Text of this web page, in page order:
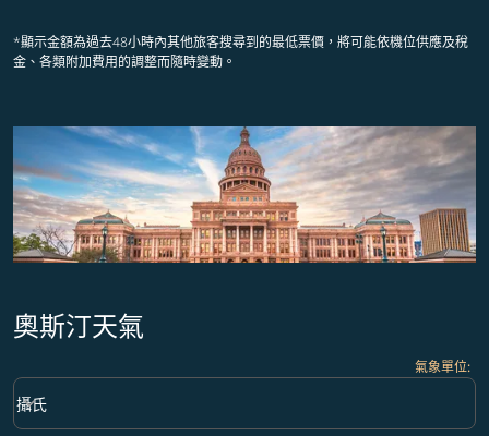
*顯示金額為過去48小時內其他旅客搜尋到的最低票價，將可能依機位供應及稅
金、各類附加費用的調整而隨時變動。
奧斯汀天氣
氣象單位:
Weather unit option 攝氏 Selected
攝氏
keyboard_arrow_down